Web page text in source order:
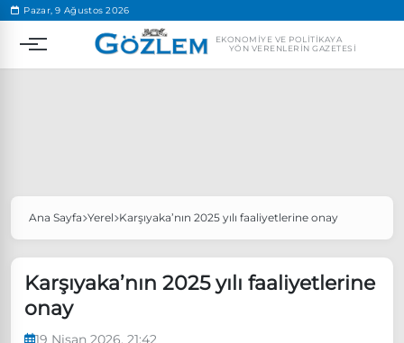
Pazar, 9 Ağustos 2026
EKONOMIYE VE POLITIKAYA
YÖN VERENLERIN GAZETESI
Popüler Aramalar
Özgür Özel, Ekrem İmamoğlu’nu ziyaret edecek
Ünlü çift bir etkinliğe daha katılmama kararı aldı
Ana Sayfa Yerel Karşıyaka’nın 2025 yılı faaliyetlerine onay
Karşıyaka’nın 2025 yılı faaliyetlerine
onay
19 Nisan 2026, 21:42